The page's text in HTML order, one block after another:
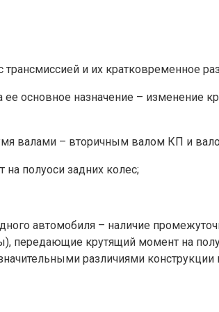
и их кратковременное
основное назначение – изменение
валами – вторичным валом КП и
на полуоси задних колес;
автомобиля – наличие
передающие крутящий момент на
различиями